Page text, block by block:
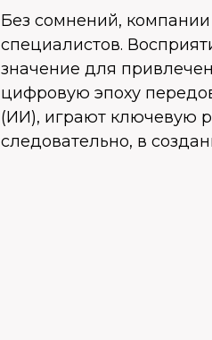
Без сомнений,
специалистов.
значение для
цифровую эпоху
(ИИ), играют ключевую
следовательно, в